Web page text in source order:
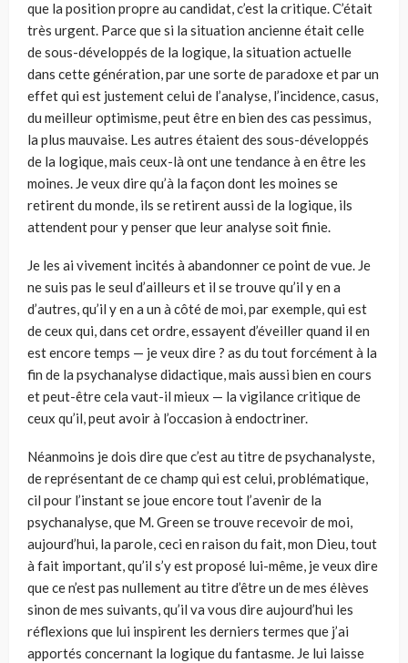
que la position propre au candidat, c’est la critique. C’était
très urgent. Parce que si la situation ancienne était celle
de sous-développés de la logique, la situation actuelle
dans cette génération, par une sorte de paradoxe et par un
effet qui est justement celui de l’analyse, l’incidence, casus,
du meilleur optimisme, peut être en bien des cas pessimus,
la plus mauvaise. Les autres étaient des sous-développés
de la logique, mais ceux-là ont une tendance à en être les
moines. Je veux dire qu’à la façon dont les moines se
retirent du monde, ils se retirent aussi de la logique, ils
attendent pour y penser que leur analyse soit finie.
Je les ai vivement incités à abandonner ce point de vue. Je
ne suis pas le seul d’ailleurs et il se trouve qu’il y en a
d’autres, qu’il y en a un à côté de moi, par exemple, qui est
de ceux qui, dans cet ordre, essayent d’éveiller quand il en
est encore temps — je veux dire ? as du tout forcément à la
fin de la psychanalyse didactique, mais aussi bien en cours
et peut-être cela vaut-il mieux — la vigilance critique de
ceux qu’il, peut avoir à l’occasion à endoctriner.
Néanmoins je dois dire que c’est au titre de psychanalyste,
de représentant de ce champ qui est celui, problématique,
cil pour l’instant se joue encore tout l’avenir de la
psychanalyse, que M. Green se trouve recevoir de moi,
aujourd’hui, la parole, ceci en raison du fait, mon Dieu, tout
à fait important, qu’il s’y est proposé lui-même, je veux dire
que ce n’est pas nullement au titre d’être un de mes élèves
sinon de mes suivants, qu’il va vous dire aujourd’hui les
réflexions que lui inspirent les derniers termes que j’ai
apportés concernant la logique du fantasme. Je lui laisse